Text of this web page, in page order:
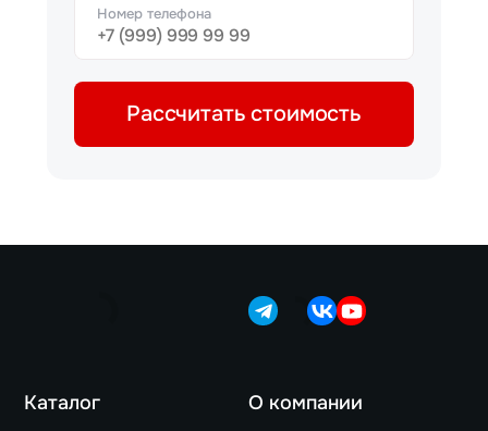
Номер телефона
Рассчитать стоимость
Каталог О компании